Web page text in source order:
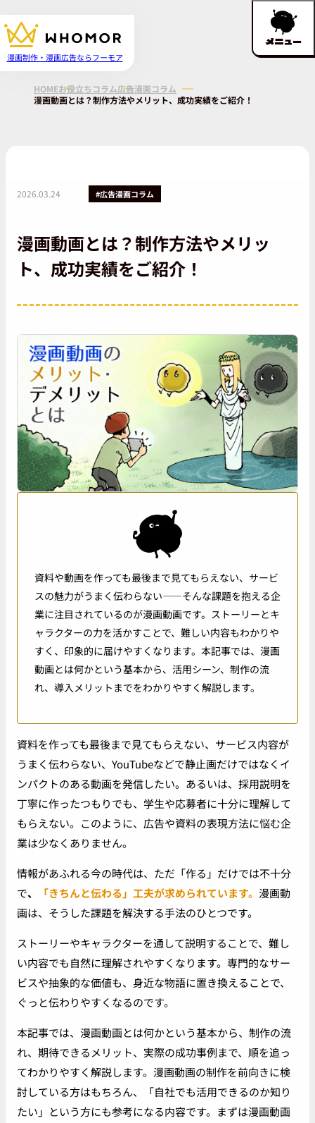
漫画制作・漫画広告ならフーモア
メニュー
HOMEお役立ちコラム広告漫画コラム
漫画動画とは？制作方法やメリット、成功実績をご紹介！
2026.03.24 #広告漫画コラム
漫画動画とは？制作方法やメリッ
ト、成功実績をご紹介！
資料や動画を作っても最後まで見てもらえない、サービ
スの魅力がうまく伝わらない――そんな課題を抱える企
業に注目されているのが漫画動画です。ストーリーとキ
ャラクターの力を活かすことで、難しい内容もわかりや
すく、印象的に届けやすくなります。本記事では、漫画
動画とは何かという基本から、活用シーン、制作の流
れ、導入メリットまでをわかりやすく解説します。
資料を作っても最後まで見てもらえない、サービス内容が
うまく伝わらない、YouTubeなどで静止画だけではなくイ
ンパクトのある動画を発信したい。あるいは、採用説明を
丁寧に作ったつもりでも、学生や応募者に十分に理解して
もらえない。このように、広告や資料の表現方法に悩む企
業は少なくありません。
情報があふれる今の時代は、ただ「作る」だけでは不十分
で、 「きちんと伝わる」工夫が求められています。 漫画動
画は、そうした課題を解決する手法のひとつです。
ストーリーやキャラクターを通して説明することで、難し
い内容でも自然に理解されやすくなります。専門的なサー
ビスや抽象的な価値も、身近な物語に置き換えることで、
ぐっと伝わりやすくなるのです。
本記事では、漫画動画とは何かという基本から、制作の流
れ、期待できるメリット、実際の成功事例まで、順を追っ
てわかりやすく解説します。漫画動画の制作を前向きに検
討している方はもちろん、「自社でも活用できるのか知り
たい」という方にも参考になる内容です。まずは漫画動画